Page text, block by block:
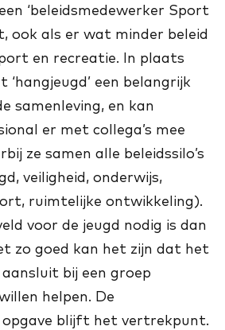
‘beleidsmedewerker Sport
ook als er wat minder beleid
en recreatie. In plaats
‘hangjeugd’ een belangrijk
samenleving, en kan
er met collega’s mee
ze samen alle beleidssilo’s
veiligheid, onderwijs,
ruimtelijke ontwikkeling).
voor de jeugd nodig is dan
zo goed kan het zijn dat het
bij een groep
helpen. De
blijft het vertrekpunt.